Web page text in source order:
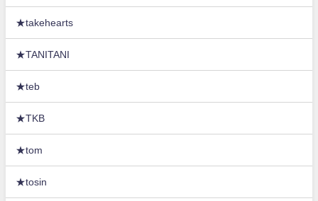
★takehearts
★TANITANI
★teb
★TKB
★tom
★tosin